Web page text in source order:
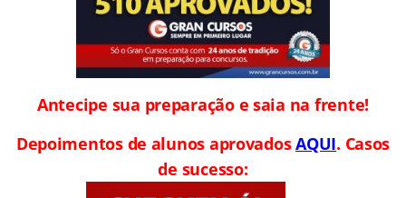
Antecipe sua preparação e saia na frente!
Depoimentos de alunos aprovadosAQUI. Casos
de sucesso: